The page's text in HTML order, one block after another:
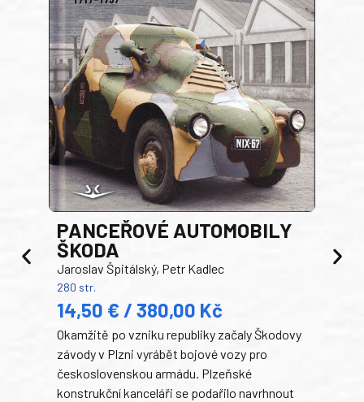
PANCEŘOVÉ AUTOMOBILY
ŠKODA
Jaroslav Špitálský, Petr Kadlec
280 str.
14,50 € / 380,00 Kč
Okamžitě po vzniku republiky začaly Škodovy
závody v Plzni vyrábět bojové vozy pro
československou armádu. Plzeňské
konstrukční kanceláři se podařilo navrhnout